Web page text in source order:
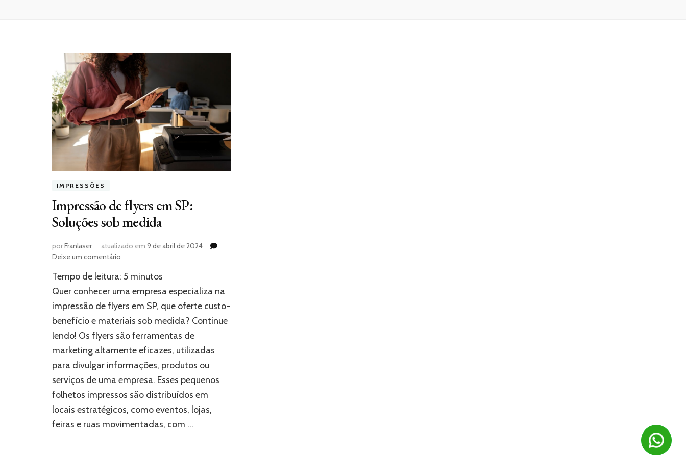
IMPRESSÕES
Impressão de flyers em SP:
Soluções sob medida
porFranlaser atualizado em 9 de abril de 2024
Deixe um comentário
de
flyers
SP:
Soluções
sob
medida
Tempo de leitura: 5 minutos
Quer conhecer uma empresa especializa na
impressão de flyers em SP, que oferte custo-
benefício e materiais sob medida? Continue
lendo! Os flyers são ferramentas de
marketing altamente eficazes, utilizadas
para divulgar informações, produtos ou
serviços de uma empresa. Esses pequenos
folhetos impressos são distribuídos em
locais estratégicos, como eventos, lojas,
feiras e ruas movimentadas, com …